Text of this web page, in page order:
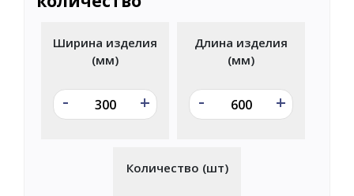
Ширина изделия
(мм)
- +
Длина изделия
(мм)
- +
Количество (шт)